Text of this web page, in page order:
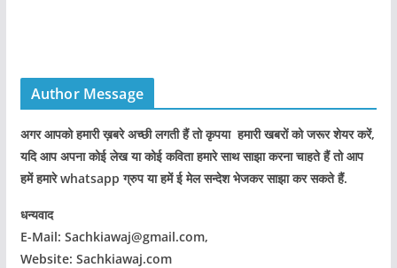
Author Message
अगर आपको हमारी ख़बरे अच्छी लगती हैं तो कृपया हमारी खबरों को जरूर शेयर करें,
यदि आप अपना कोई लेख या कोई कविता हमारे साथ साझा करना चाहते हैं तो आप
हमें हमारे whatsapp ग्रुप या हमें ई मेल सन्देश भेजकर साझा कर सकते हैं.
धन्यवाद
E-Mail: Sachkiawaj@gmail.com,
Website: Sachkiawaj.com